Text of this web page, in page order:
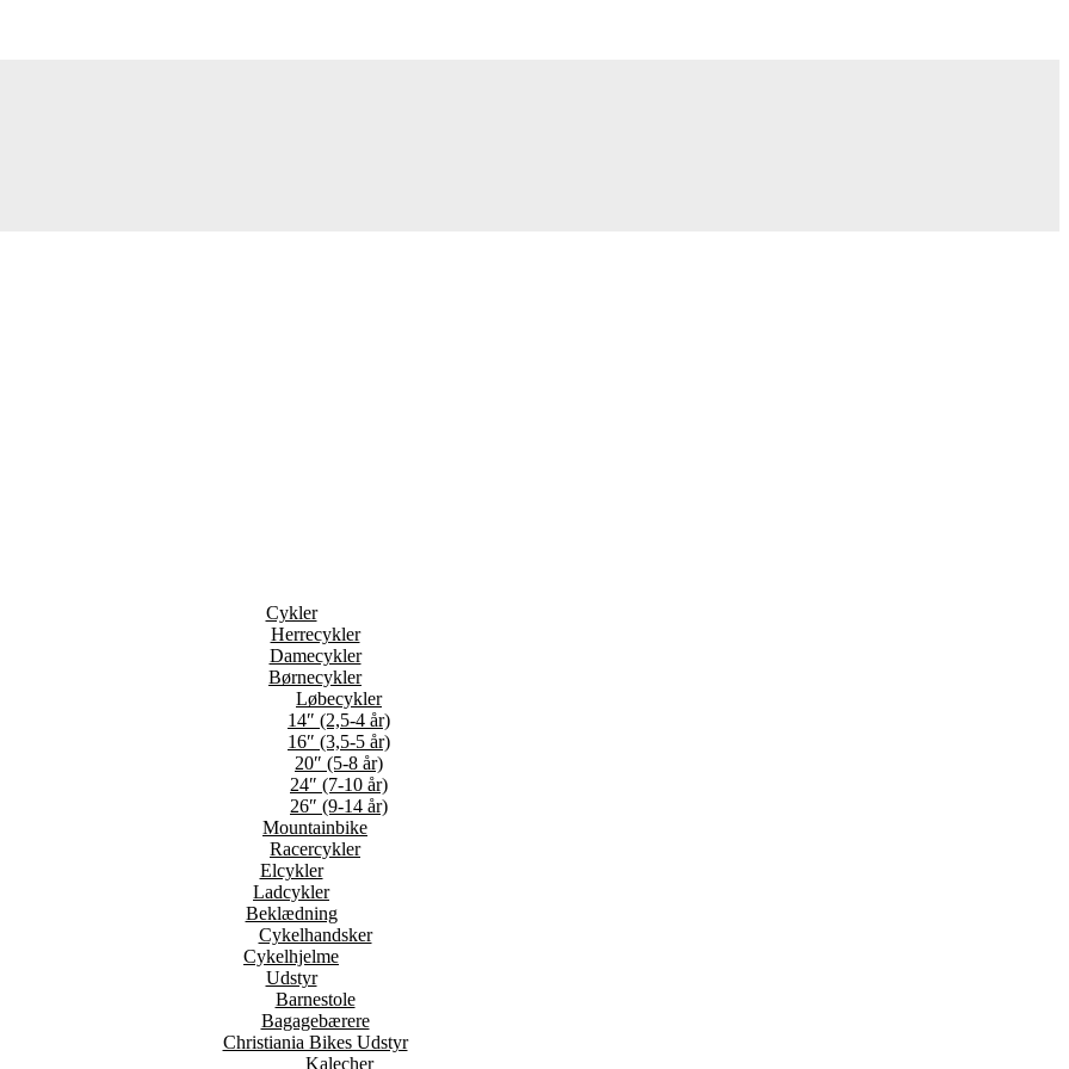
Cykler
Herrecykler
Damecykler
Børnecykler
Løbecykler
14″ (2,5-4 år)
16″ (3,5-5 år)
20″ (5-8 år)
24″ (7-10 år)
26″ (9-14 år)
Mountainbike
Racercykler
Elcykler
Ladcykler
Beklædning
Cykelhandsker
Cykelhjelme
Udstyr
Barnestole
Bagagebærere
Christiania Bikes Udstyr
Kalecher